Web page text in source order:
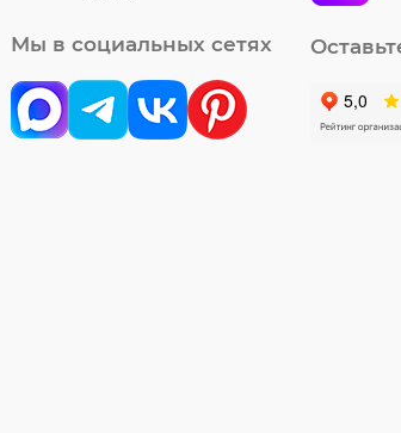
Мы в социальных сетях